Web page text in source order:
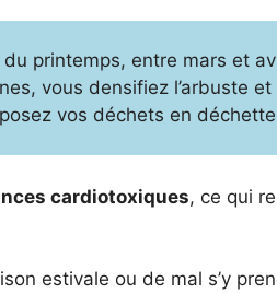
printemps, entre mars et
vous densifiez l’arbuste
vos déchets en
cardiotoxiques, ce qui
estivale ou de mal s’y